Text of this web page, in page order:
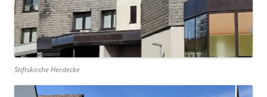
Stiftskirche Herdecke